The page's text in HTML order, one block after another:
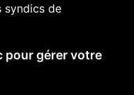
syndics de
pour gérer votre